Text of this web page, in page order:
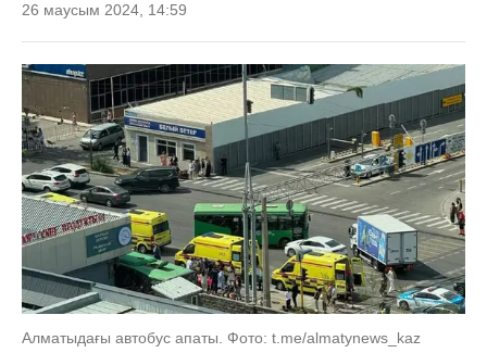
26 маусым 2024, 14:59
Алматыдағы автобус апаты. Фото: t.me/almatynews_kaz